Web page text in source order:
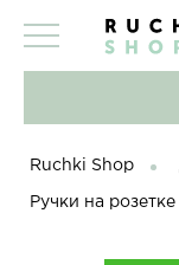
Ruchki Shop
Ручки на розетке